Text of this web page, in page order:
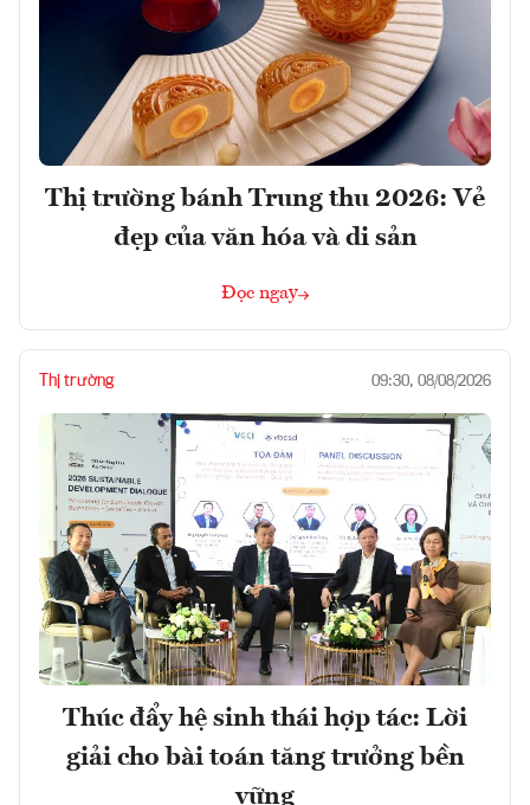
Thị trường bánh Trung thu 2026: Vẻ
đẹp của văn hóa và di sản
Đọc ngay
Thị trường 09:30, 08/08/2026
Thúc đẩy hệ sinh thái hợp tác: Lời
giải cho bài toán tăng trưởng bền
vững